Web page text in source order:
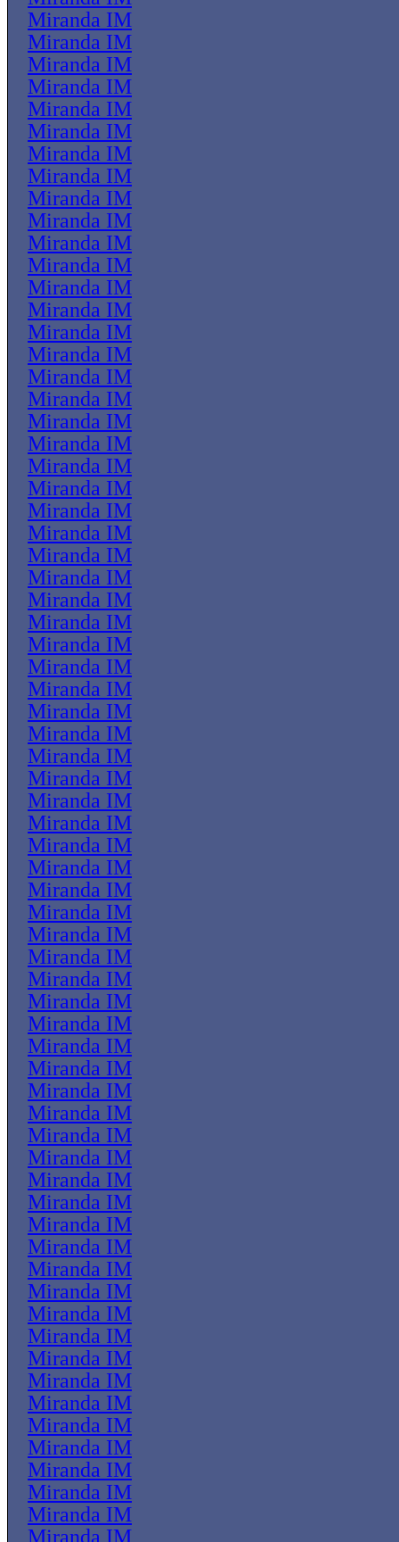
Miranda IM
Miranda IM
Miranda IM
Miranda IM
Miranda IM
Miranda IM
Miranda IM
Miranda IM
Miranda IM
Miranda IM
Miranda IM
Miranda IM
Miranda IM
Miranda IM
Miranda IM
Miranda IM
Miranda IM
Miranda IM
Miranda IM
Miranda IM
Miranda IM
Miranda IM
Miranda IM
Miranda IM
Miranda IM
Miranda IM
Miranda IM
Miranda IM
Miranda IM
Miranda IM
Miranda IM
Miranda IM
Miranda IM
Miranda IM
Miranda IM
Miranda IM
Miranda IM
Miranda IM
Miranda IM
Miranda IM
Miranda IM
Miranda IM
Miranda IM
Miranda IM
Miranda IM
Miranda IM
Miranda IM
Miranda IM
Miranda IM
Miranda IM
Miranda IM
Miranda IM
Miranda IM
Miranda IM
Miranda IM
Miranda IM
Miranda IM
Miranda IM
Miranda IM
Miranda IM
Miranda IM
Miranda IM
Miranda IM
Miranda IM
Miranda IM
Miranda IM
Miranda IM
Miranda IM
Miranda IM